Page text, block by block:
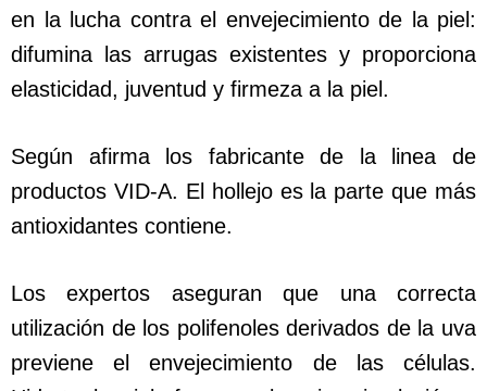
en la lucha contra el envejecimiento de la piel:
difumina las arrugas existentes y proporciona
elasticidad, juventud y firmeza a la piel.
Según afirma los fabricante de la linea de
productos VID-A. El hollejo es la parte que más
antioxidantes contiene.
Los expertos aseguran que una correcta
utilización de los polifenoles derivados de la uva
previene el envejecimiento de las células.